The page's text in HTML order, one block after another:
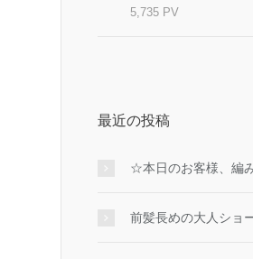
5,735 PV
最近の投稿
☆本日のお客様、編
前髪長めの大人ショ